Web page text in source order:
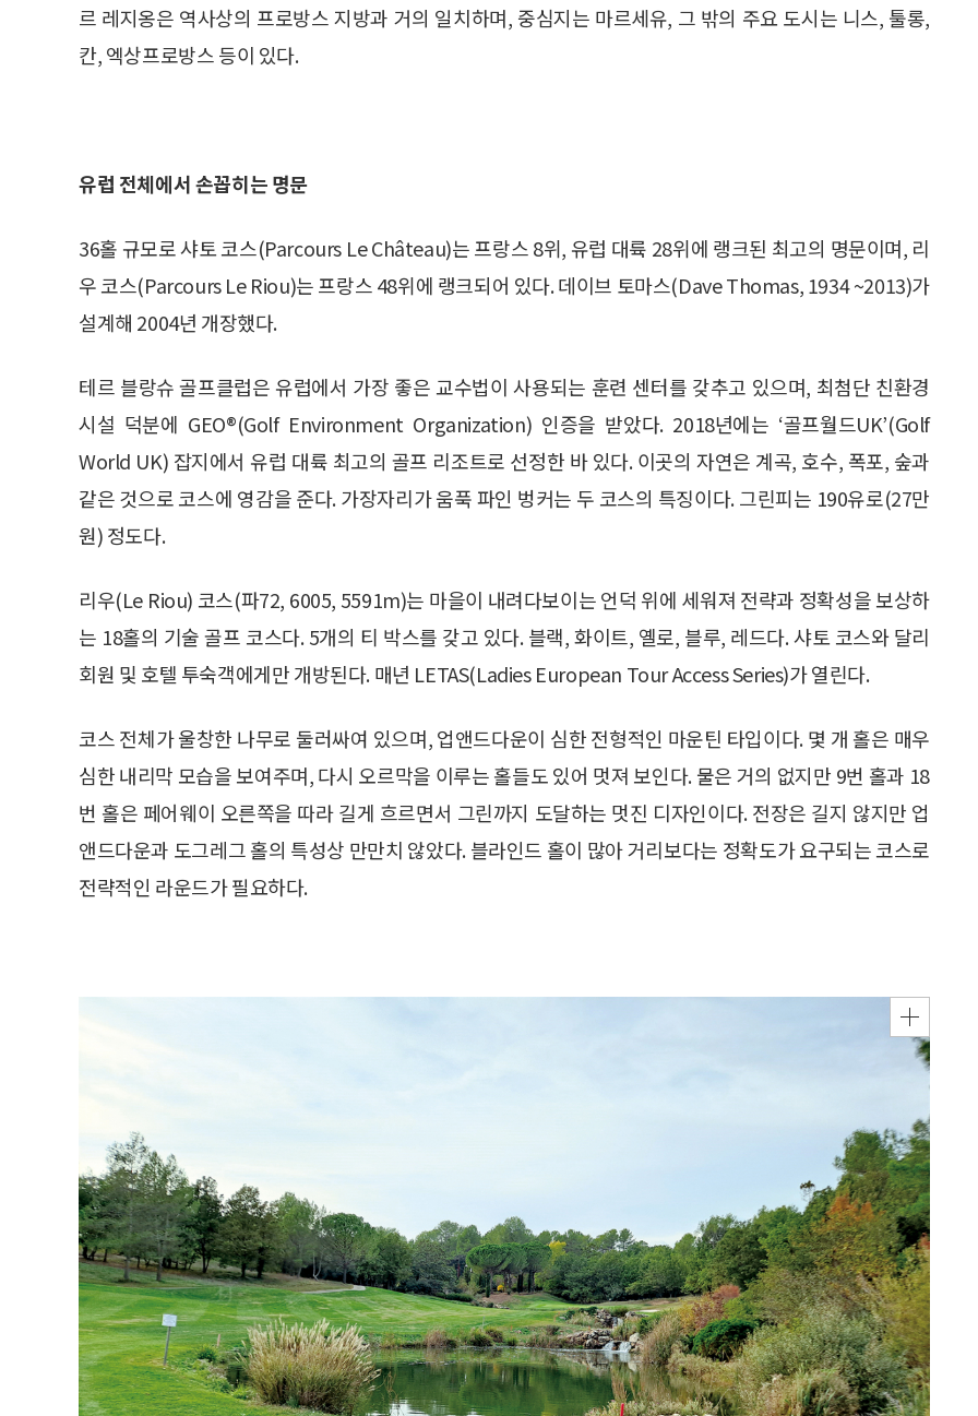
르 레지옹은 역사상의 프로방스 지방과 거의 일치하며, 중심지는 마르세유, 그 밖의 주요 도시는 니스, 툴롱,
칸, 엑상프로방스 등이 있다.
유럽 전체에서 손꼽히는 명문
36홀 규모로 샤토 코스(Parcours Le Château)는 프랑스 8위, 유럽 대륙 28위에 랭크된 최고의 명문이며, 리
우 코스(Parcours Le Riou)는 프랑스 48위에 랭크되어 있다. 데이브 토마스(Dave Thomas, 1934 ~2013)가
설계해 2004년 개장했다.
테르 블랑슈 골프클럽은 유럽에서 가장 좋은 교수법이 사용되는 훈련 센터를 갖추고 있으며, 최첨단 친환경
시설 덕분에 GEO®(Golf Environment Organization) 인증을 받았다. 2018년에는 ‘골프월드UK’(Golf
World UK) 잡지에서 유럽 대륙 최고의 골프 리조트로 선정한 바 있다. 이곳의 자연은 계곡, 호수, 폭포, 숲과
같은 것으로 코스에 영감을 준다. 가장자리가 움푹 파인 벙커는 두 코스의 특징이다. 그린피는 190유로(27만
원) 정도다.
리우(Le Riou) 코스(파72, 6005, 5591m)는 마을이 내려다보이는 언덕 위에 세워져 전략과 정확성을 보상하
는 18홀의 기술 골프 코스다. 5개의 티 박스를 갖고 있다. 블랙, 화이트, 옐로, 블루, 레드다. 샤토 코스와 달리
회원 및 호텔 투숙객에게만 개방된다. 매년 LETAS(Ladies European Tour Access Series)가 열린다.
코스 전체가 울창한 나무로 둘러싸여 있으며, 업앤드다운이 심한 전형적인 마운틴 타입이다. 몇 개 홀은 매우
심한 내리막 모습을 보여주며, 다시 오르막을 이루는 홀들도 있어 멋져 보인다. 물은 거의 없지만 9번 홀과 18
번 홀은 페어웨이 오른쪽을 따라 길게 흐르면서 그린까지 도달하는 멋진 디자인이다. 전장은 길지 않지만 업
앤드다운과 도그레그 홀의 특성상 만만치 않았다. 블라인드 홀이 많아 거리보다는 정확도가 요구되는 코스로
전략적인 라운드가 필요하다.